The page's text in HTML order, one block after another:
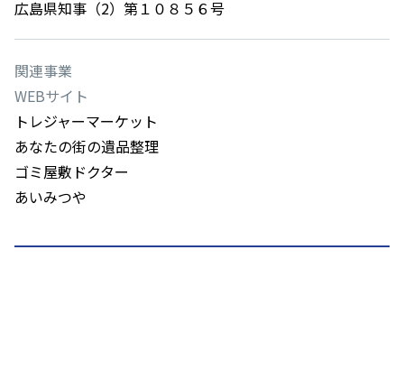
広島県知事（2）第１０８５６号
関連事業
WEBサイト
トレジャーマーケット
あなたの街の遺品整理
ゴミ屋敷ドクター
あいみつや